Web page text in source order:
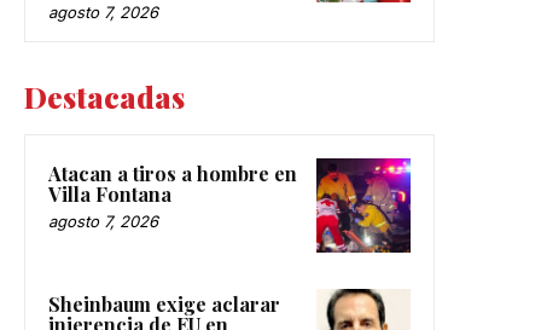
agosto 7, 2026
Destacadas
Atacan a tiros a hombre en
Villa Fontana
agosto 7, 2026
Sheinbaum exige aclarar